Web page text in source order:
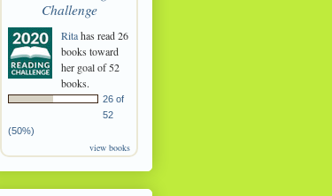
Challenge
Ritahas read 26
books toward
her goal of 52
books.
26 of
52
(50%)
view books